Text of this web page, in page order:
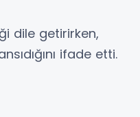
dile getirirken,
ifade etti.